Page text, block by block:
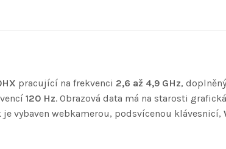
pracující na frekvenci 2,6 až 4,9 GHz,
120 Hz. Obrazová data má na starosti
je vybaven webkamerou, podsvícenou klávesnicí,